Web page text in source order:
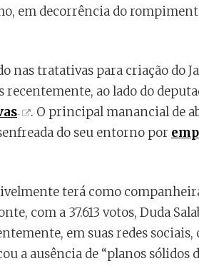
em decorrência do
nas tratativas para criação do
recentemente, ao lado do
. O principal manancial de
do seu entorno por
terá como
com a 37.613 votos, Duda
em suas redes
a ausência de “planos sólidos